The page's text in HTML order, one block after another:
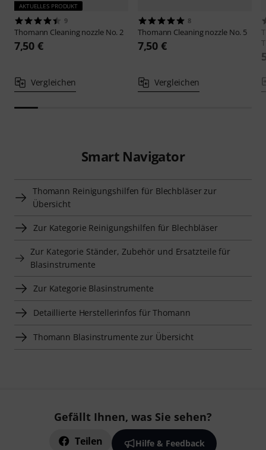
AKTUELLES PRODUKT
9
Thomann Cleaning nozzle No. 2
7,50 €
Vergleichen
8
Thomann Cleaning nozzle No. 5
7,50 €
Vergleichen
Smart Navigator
Thomann Reinigungshilfen für Blechbläser zur
Übersicht
Zur Kategorie Reinigungshilfen für Blechbläser
Zur Kategorie Ständer, Zubehör und Ersatzteile für
Blasinstrumente
Zur Kategorie Blasinstrumente
Detaillierte Herstellerinfos für Thomann
Thomann Blasinstrumente zur Übersicht
Gefällt Ihnen, was Sie sehen?
Teilen Hilfe & Feedback